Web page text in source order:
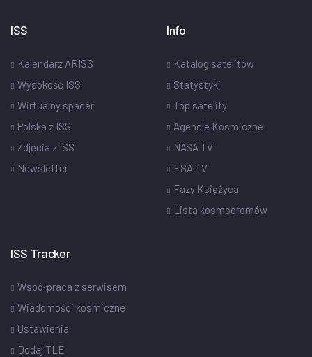
ISS
Kalendarz ARISS
Wysokość ISS
Wirtualny spacer
Polska z ISS
Zdjęcia z ISS
Newsletter
Info
Katalog satelitów
Statystyki
Top satelity
Agencje Kosmiczne
NASA TV
ESA TV
Fazy Księżyca
Lista kosmodromów
ISS Tracker
Współpraca z serwisem
Wiadomości kosmiczne
Ustawienia
Dodaj TLE